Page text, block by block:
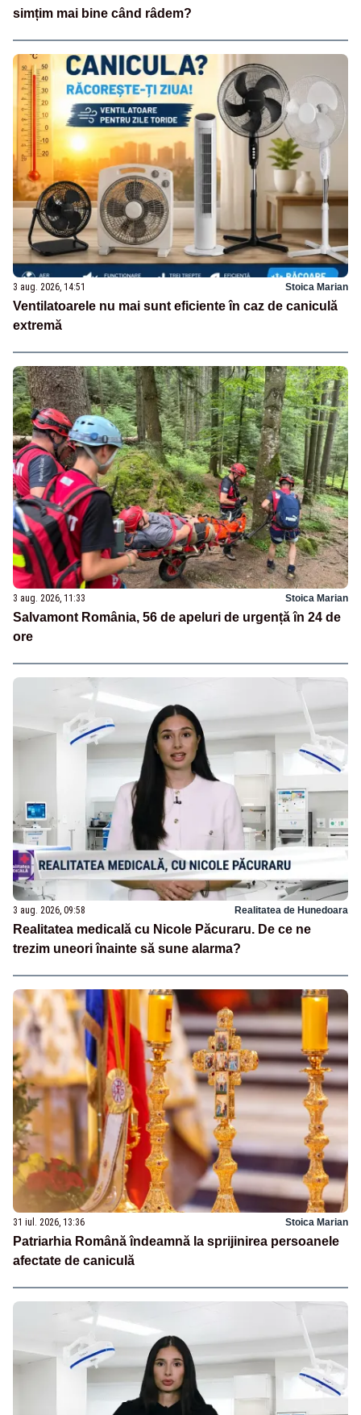
simțim mai bine când râdem?
3 aug. 2026, 14:51 Stoica Marian
Ventilatoarele nu mai sunt eficiente în caz de caniculă
extremă
3 aug. 2026, 11:33 Stoica Marian
Salvamont România, 56 de apeluri de urgență în 24 de
ore
3 aug. 2026, 09:58 Realitatea de Hunedoara
Realitatea medicală cu Nicole Păcuraru. De ce ne
trezim uneori înainte să sune alarma?
31 iul. 2026, 13:36 Stoica Marian
Patriarhia Română îndeamnă la sprijinirea persoanele
afectate de caniculă